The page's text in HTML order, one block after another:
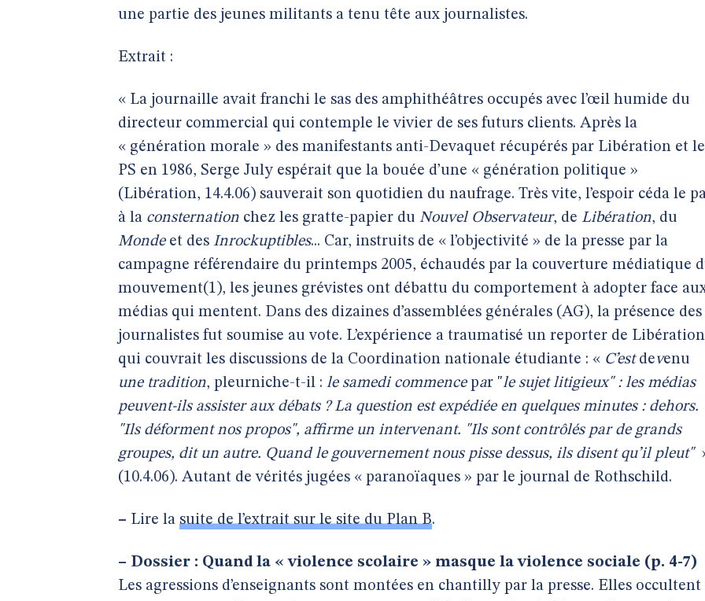
une partie des jeunes militants a tenu tête aux journalistes.
Extrait :
« La journaille avait franchi le sas des amphithéâtres occupés avec l’œil humide du
directeur commercial qui contemple le vivier de ses futurs clients. Après la
« génération morale » des manifestants anti-Devaquet récupérés par Libération et le
PS en 1986, Serge July espérait que la bouée d’une « génération politique »
(Libération, 14.4.06) sauverait son quotidien du naufrage. Très vite, l’espoir céda le
à la consternation chez les gratte-papier du Nouvel Observateur, de Libération, du
Mondeet des Inrockuptibles... Car, instruits de « l’objectivité » de la presse par la
campagne référendaire du printemps 2005, échaudés par la couverture médiatique
mouvement(1), les jeunes grévistes ont débattu du comportement à adopter face
médias qui mentent. Dans des dizaines d’assemblées générales (AG), la présence des
journalistes fut soumise au vote. L’expérience a traumatisé un reporter de Libération
qui couvrait les discussions de la Coordination nationale étudiante : « C’estdevenu
une tradition, pleurniche-t-il : le samedi commencepar "le sujet litigieux" : les médias
peuvent-ils assister aux débats ? La question est expédiée en quelques minutes : dehors.
"Ils déforment nos propos", affirme un intervenant. "Ils sont contrôlés par de grands
groupes, dit un autre. Quand le gouvernement nous pisse dessus, ils disent qu’il pleut"
(10.4.06). Autant de vérités jugées « paranoïaques » par le journal de Rothschild.
– Lire la suite de l’extrait sur le site du Plan B.
– Dossier : Quand la « violence scolaire » masque la violence sociale (p. 4-7)
Les agressions d’enseignants sont montées en chantilly par la presse. Elles occultent